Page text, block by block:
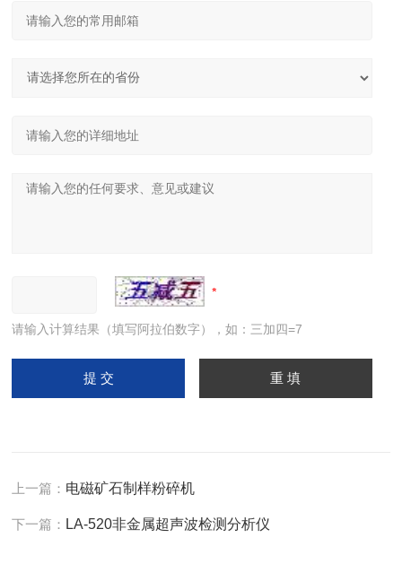
请输入计算结果（填写阿拉伯数字），如：三加四=7
上一篇： 电磁矿石制样粉碎机
下一篇： LA-520非金属超声波检测分析仪